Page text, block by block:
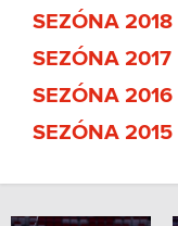
SEZÓNA 2018
SEZÓNA 2017
SEZÓNA 2016
SEZÓNA 2015